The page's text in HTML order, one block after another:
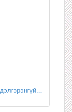
дэлгэрэнгүй...